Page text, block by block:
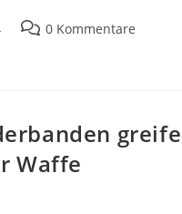
0 Kommentare
Waffe